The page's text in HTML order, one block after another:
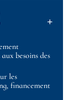
besoins des
les
financement